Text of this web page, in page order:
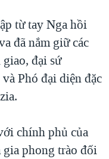
từ tay Nga hồi
đã nắm giữ các
đại sứ
Phó đại diện đặc
chính phủ của
phong trào đối